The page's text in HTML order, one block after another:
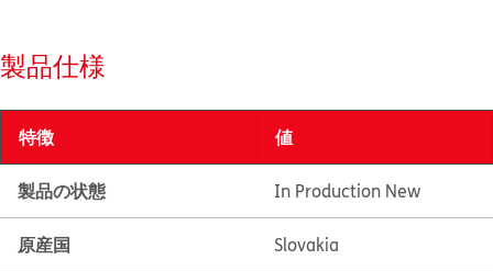
製品仕様
特徴 値
製品の状態 In Production New
原産国 Slovakia